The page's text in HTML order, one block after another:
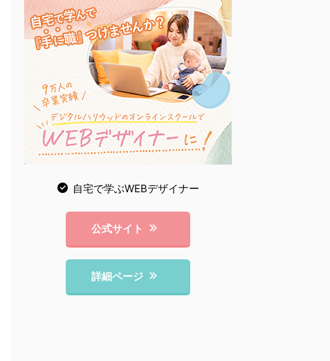
自宅で学ぶWEBデザイナー
公式サイト
詳細ページ